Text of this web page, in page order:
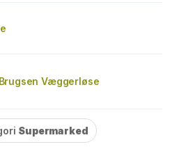
Væggerløse
Supermarked